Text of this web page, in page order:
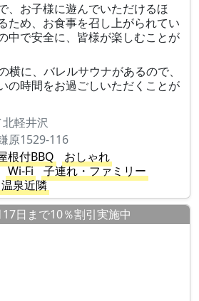
、お子様に遊んでいただけるほ
ため、お食事を召し上がられてい
中で安全に、皆様が楽しむことが
横に、バレルサウナがあるので、
の時間をお過ごしいただくことが
軽井沢
原1529-116
根付BBQ
おしゃれ
Wi-Fi
子連れ・ファミリー
温泉近隣
日まで10％割引実施中